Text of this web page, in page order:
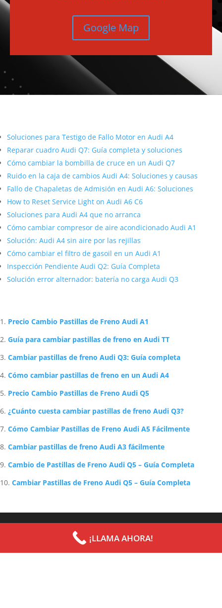
Google Map
Soluciones para Testigo de Fallo Motor en Audi A4
Reparar cuadro Audi Q7: Guía completa y soluciones
Cómo cambiar la bombilla de cruce en un Audi Q7
Ruido en la caja de cambios Audi A4: Soluciones y causas
Fallo de Chapaletas de Admisión en Audi A6: Soluciones
How to Reset Service Light on Audi A6 C6
Soluciones para Audi A4 que no arranca
Cómo cambiar compresor de aire acondicionado Audi A1
Solución: Audi A4 sin aire por las rejillas
Cómo cambiar el filtro de gasoil en un Audi A1
Inspección Pendiente Audi Q2: Guía Completa
Solución error alternador: batería no carga Audi Q3
Precio Cambio Pastillas de Freno Audi A1
Guía para cambiar pastillas de freno en Audi TT
Cambiar pastillas de freno Audi Q3: Guía completa
Cómo cambiar pastillas de freno en un Audi A4
Precio Cambio Pastillas de Freno Audi Q5
¿Cuánto cuesta cambiar pastillas de freno Audi Q3?
Cómo Cambiar Pastillas de Freno Audi A5 Fácilmente
Cambiar pastillas de freno Audi A3 fácilmente
Cambio de Pastillas de Freno Audi Q5 – Guía Completa
Cambiar Pastillas de Freno Audi Q5 – Guía Completa
Archives Categories
¡LLAMA AHORA!